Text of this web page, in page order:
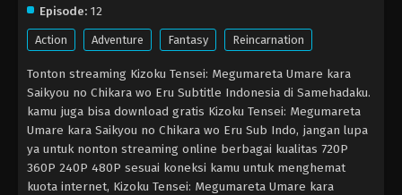
Episode: 12
Action Adventure Fantasy Reincarnation
Tonton streaming Kizoku Tensei: Megumareta Umare kara
Saikyou no Chikara wo Eru Subtitle Indonesia di Samehadaku.
kamu juga bisa download gratis Kizoku Tensei: Megumareta
Umare kara Saikyou no Chikara wo Eru Sub Indo, jangan lupa
ya untuk nonton streaming online berbagai kualitas 720P
360P 240P 480P sesuai koneksi kamu untuk menghemat
kuota internet, Kizoku Tensei: Megumareta Umare kara